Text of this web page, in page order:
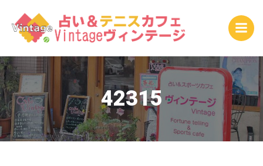
ン
テ
ツ
へ
ス
キ
ッ
プ
42315